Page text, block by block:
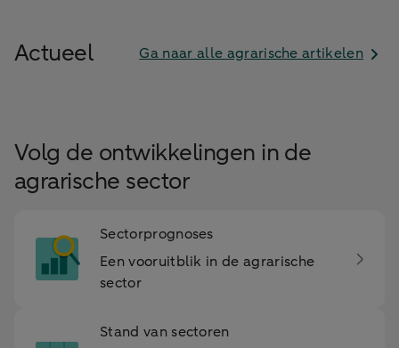
Actueel Ga naar alle agrarische artikelen
Volg de ontwikkelingen in de
agrarische sector
Sectorprognoses
Een vooruitblik in de agrarische
sector
Stand van sectoren